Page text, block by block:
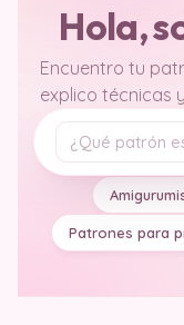
Hola,
Encuentro tu
explico técnicas
Tu pregunta
Patrones para